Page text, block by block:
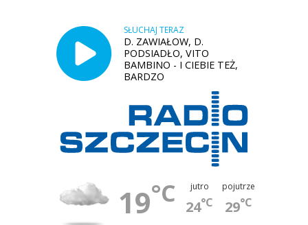
SŁUCHAJ TERAZ
D. ZAWIAŁOW, D.
PODSIADŁO, VITO
BAMBINO - I CIEBIE TEŻ,
BARDZO
19°C jutro
24°C
pojutrze
29°C